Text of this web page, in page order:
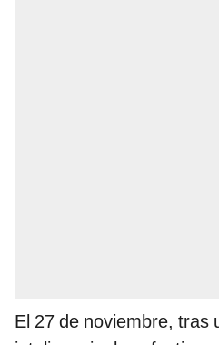
El 27 de noviembre, tras